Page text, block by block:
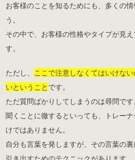
お客様のことを知るためにも、多くの
う。
その中で、お客様の性格やタイプが見
す。
ただし、
ここで注意しなくてはいけな
いということ です。
ただ質問ばかりしてしまうのは尋問です
聞くことに徹するといっても、トレー
けではありません。
自分も言葉を発しますが、その言葉の
引き出すためのテクニックがあります。